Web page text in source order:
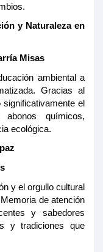
y Naturaleza en
Misas
ambiental a
Gracias al
significativamente el
químicos,
ecológica.
y el orgullo cultural
de atención
y sabedores
y tradiciones que